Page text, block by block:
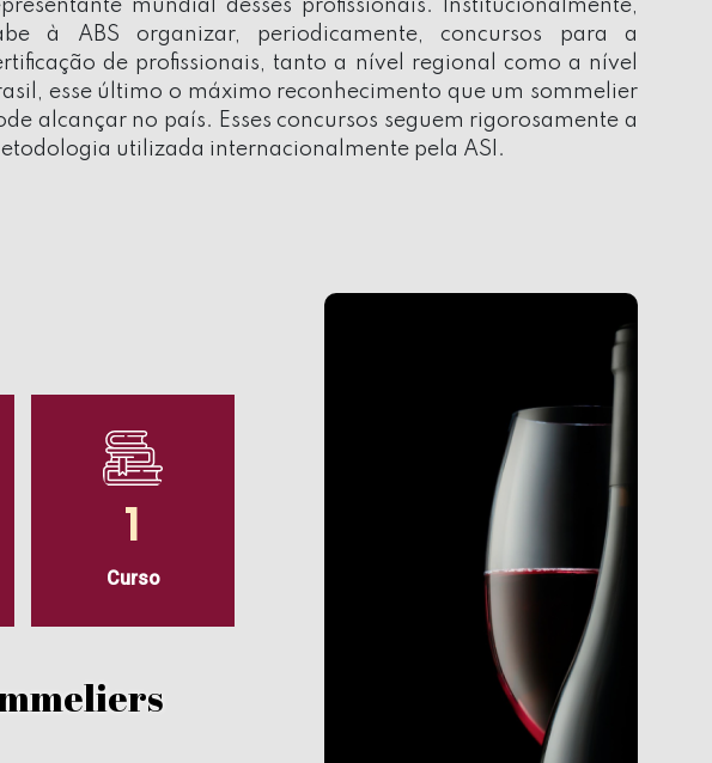
mundial desses profissionais. Institucionalmente,
à ABS organizar, periodicamente, concursos para a
de profissionais, tanto a nível regional como a nível
esse último o máximo reconhecimento que um sommelier
alcançar no país. Esses concursos seguem rigorosamente a
utilizada internacionalmente pela ASI.
1
Curso